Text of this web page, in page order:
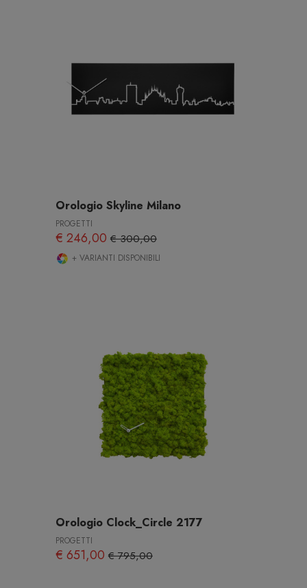
Orologio Skyline Milano
PROGETTI
€ 246,00€ 300,00
+ VARIANTI DISPONIBILI
Orologio Clock_Circle 2177
PROGETTI
€ 651,00€ 795,00